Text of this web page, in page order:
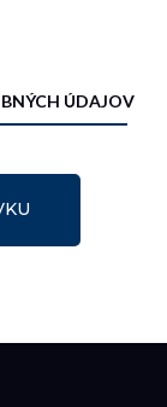
ÚDAJOV